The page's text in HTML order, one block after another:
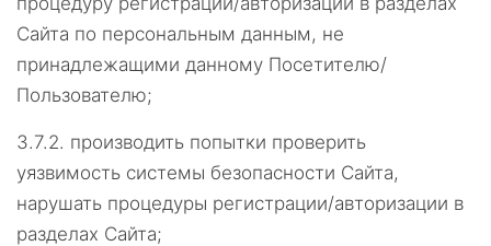
Сайта по персональным данным, не
принадлежащими данному Посетителю/
Пользователю;
3.7.2. производить попытки проверить
уязвимость системы безопасности Сайта,
нарушать процедуры регистрации/авторизации в
разделах Сайта;